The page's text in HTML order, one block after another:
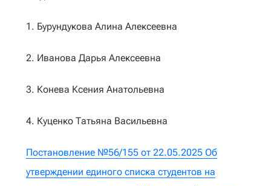
1. Бурундукова Алина Алексеевна
2. Иванова Дарья Алексеевна
3. Конева Ксения Анатольевна
4. Куценко Татьяна Васильевна
Постановление №56/155 от 22.05.2025 Об
утверждении единого списка студентов на